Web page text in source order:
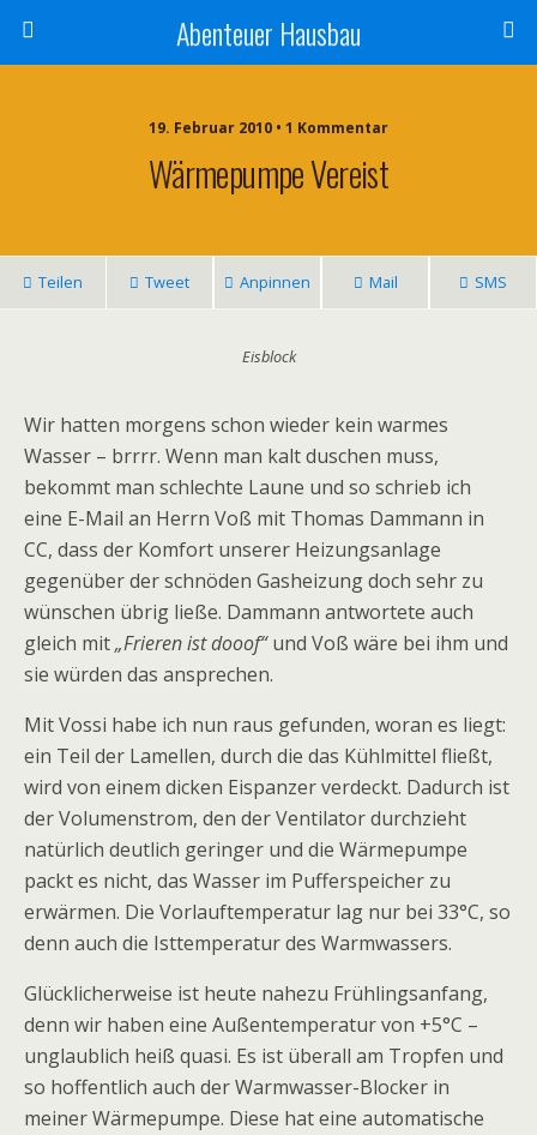
Abenteuer Hausbau
19. Februar 2010 • 1 Kommentar
Wärmepumpe Vereist
Teilen Tweet Anpinnen Mail SMS
Eisblock
Wir hatten morgens schon wieder kein warmes
Wasser – brrrr. Wenn man kalt duschen muss,
bekommt man schlechte Laune und so schrieb ich
eine E-Mail an Herrn Voß mit Thomas Dammann in
CC, dass der Komfort unserer Heizungsanlage
gegenüber der schnöden Gasheizung doch sehr zu
wünschen übrig ließe. Dammann antwortete auch
gleich mit„Frieren ist dooof“und Voß wäre bei ihm und
sie würden das ansprechen.
Mit Vossi habe ich nun raus gefunden, woran es liegt:
ein Teil der Lamellen, durch die das Kühlmittel fließt,
wird von einem dicken Eispanzer verdeckt. Dadurch ist
der Volumenstrom, den der Ventilator durchzieht
natürlich deutlich geringer und die Wärmepumpe
packt es nicht, das Wasser im Pufferspeicher zu
erwärmen. Die Vorlauftemperatur lag nur bei 33°C, so
denn auch die Isttemperatur des Warmwassers.
Glücklicherweise ist heute nahezu Frühlingsanfang,
denn wir haben eine Außentemperatur von +5°C –
unglaublich heiß quasi. Es ist überall am Tropfen und
so hoffentlich auch der Warmwasser-Blocker in
meiner Wärmepumpe. Diese hat eine automatische